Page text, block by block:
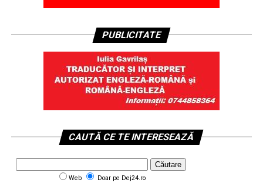
PUBLICITATE
CAUTĂ CE TE INTERESEAZĂ
Web Doar pe Dej24.ro